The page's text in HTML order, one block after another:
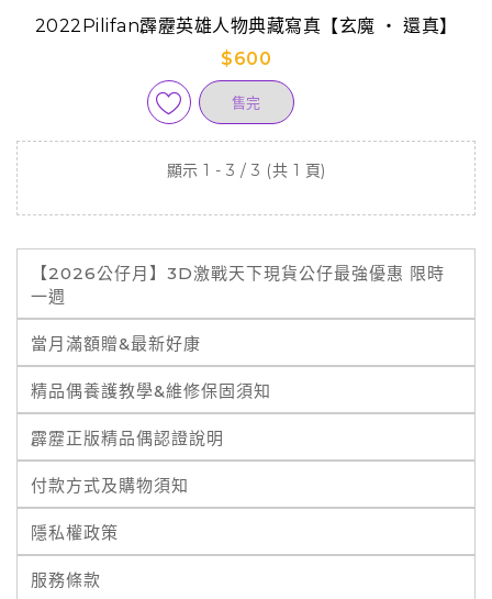
2022Pilifan霹靂英雄人物典藏寫真【玄魔 ‧ 還真】
$600
售完
顯示 1 - 3 / 3 (共 1 頁)
【2026公仔月】3D激戰天下現貨公仔最強優惠 限時
一週
當月滿額贈&最新好康
精品偶養護教學&維修保固須知
霹靂正版精品偶認證說明
付款方式及購物須知
隱私權政策
服務條款